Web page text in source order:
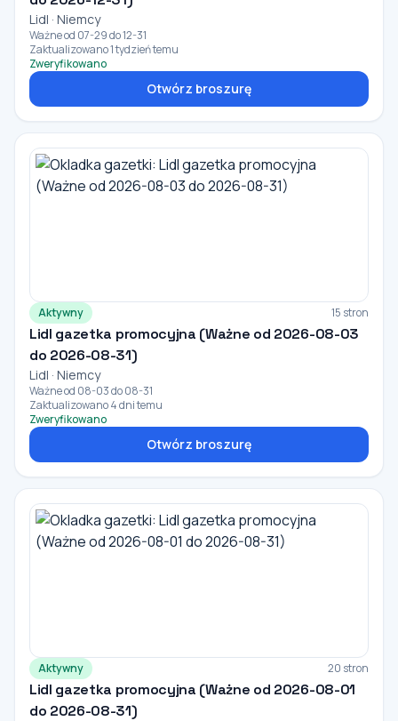
Lidl · Niemcy
Ważne od 07-29 do 12-31
Zaktualizowano 1 tydzień temu
Zweryfikowano
Otwórz broszurę
Aktywny 15 stron
Lidl gazetka promocyjna (Ważne od 2026-08-03
do 2026-08-31)
Lidl · Niemcy
Ważne od 08-03 do 08-31
Zaktualizowano 4 dni temu
Zweryfikowano
Otwórz broszurę
Aktywny 20 stron
Lidl gazetka promocyjna (Ważne od 2026-08-01
do 2026-08-31)